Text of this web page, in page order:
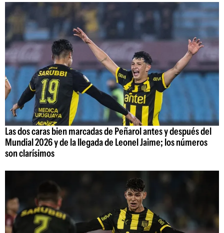
Las dos caras bien marcadas de Peñarol antes y después del
Mundial 2026 y de la llegada de Leonel Jaime; los números
son clarísimos